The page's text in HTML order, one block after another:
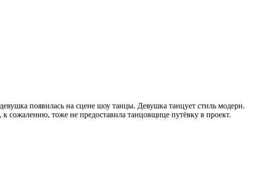
появилась на сцене шоу танцы. Девушка танцует стиль модерн.
сожалению, тоже не предоставила танцовщице путёвку в проект.